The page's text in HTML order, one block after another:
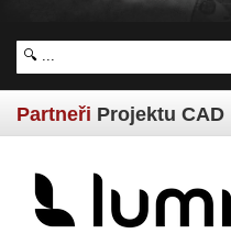
Partneři Projektu CAD